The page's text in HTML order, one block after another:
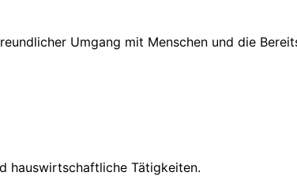
Umgang mit Menschen und die
hauswirtschaftliche Tätigkeiten.